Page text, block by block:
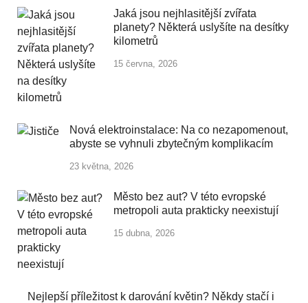
Jaká jsou nejhlasitější zvířata
planety? Některá uslyšíte na desítky
kilometrů
15 června, 2026
Nová elektroinstalace: Na co nezapomenout,
abyste se vyhnuli zbytečným komplikacím
23 května, 2026
Město bez aut? V této evropské
metropoli auta prakticky neexistují
15 dubna, 2026
Nejlepší příležitost k darování květin? Někdy stačí i